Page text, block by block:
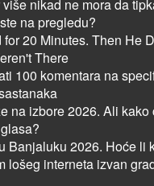
nikad ne mora da
na pregledu?
for 20 Minutes. Then He
There
100 komentara na
na izbore 2026. Ali kako
Banjaluku 2026. Hoće li
lošeg interneta izvan